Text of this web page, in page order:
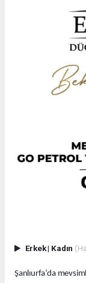
Erkek| Kadın
Şanlıurfa’da